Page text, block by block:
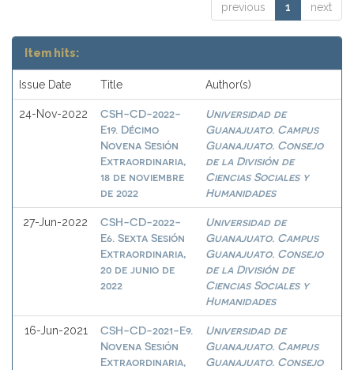
previous 1 next
Item hits:
Issue Date Title Author(s)
24-Nov-2022
CSH-CD-2022-
E19. Décimo
Novena Sesión
Extraordinaria,
18 de noviembre
de 2022
Universidad de
Guanajuato. Campus
Guanajuato. Consejo
de la División de
Ciencias Sociales y
Humanidades
27-Jun-2022
CSH-CD-2022-
E6. Sexta Sesión
Extraordinaria,
20 de junio de
2022
Universidad de
Guanajuato. Campus
Guanajuato. Consejo
de la División de
Ciencias Sociales y
Humanidades
16-Jun-2021
CSH-CD-2021-E9.
Novena Sesión
Extraordinaria,
Universidad de
Guanajuato. Campus
Guanajuato. Consejo